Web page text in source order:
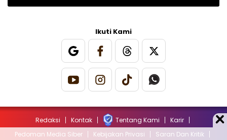
Ikuti Kami
Redaksi Kontak Tentang Kami
Karir
Pedoman Media Siber
Kebijakan Privasi Saran Dan Kritik